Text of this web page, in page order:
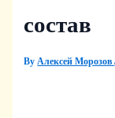
состав
ByАлексей Морозов